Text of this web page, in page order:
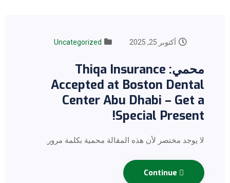
أكتوبر 25, 2025 Uncategorized
محمي: Thiqa Insurance
Accepted at Boston Dental
Center Abu Dhabi – Get a
Special Present!
لا يوجد مختصر لأن هذه المقالة محمية بكلمة مرور.
Continue